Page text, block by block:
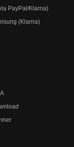
PayPal/Klarna)
(Klarna)